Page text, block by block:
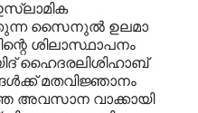
സൈനുല്‍ ഉലമാ
ശിലാസ്ഥാപനം
ഹൈദരലിശിഹാബ്
മതവിജ്ഞാനം
അവസാന വാക്കായി